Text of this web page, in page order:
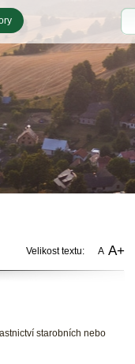
Velikost textu: A A+
starobních nebo